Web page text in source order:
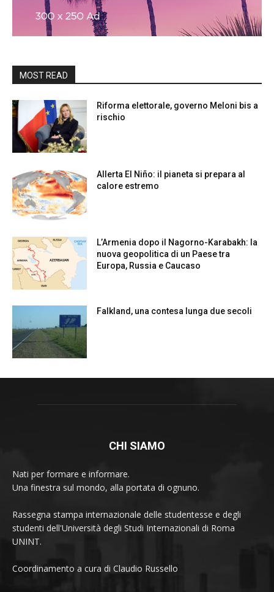
MOST READ
Riforma elettorale, governo Meloni bis a
rischio
Allerta El Niño: il pianeta si prepara al
calore estremo
L’Armenia dopo il Nagorno-Karabakh: la
nuova geopolitica di un Paese tra
Europa, Russia e Caucaso
Falkland, una contesa lunga due secoli
CHI SIAMO
Nati per formare e informare.
Una finestra sul mondo, alla portata di ognuno.
Rassegna stampa internazionale delle studentesse e degli
studenti dell'Università degli Studi Internazionali di Roma
UNINT.
Coordinamento a cura di Claudio Russello